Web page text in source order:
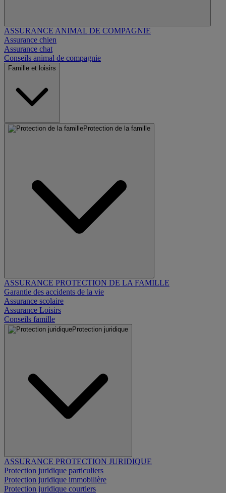
ASSURANCE ANIMAL DE COMPAGNIE
Assurance chien
Assurance chat
Conseils animal de compagnie
Famille et loisirs
Protection de la famille
ASSURANCE PROTECTION DE LA FAMILLE
Garantie des accidents de la vie
Assurance scolaire
Assurance Loisirs
Conseils famille
Protection juridique
ASSURANCE PROTECTION JURIDIQUE
Protection juridique particuliers
Protection juridique immobilière
Protection juridique courtiers